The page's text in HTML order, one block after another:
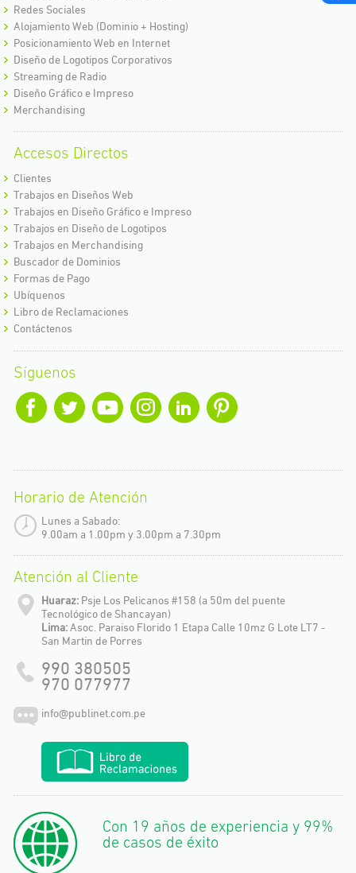
Redes Sociales
Alojamiento Web (Dominio + Hosting)
Posicionamiento Web en Internet
Diseño de Logotipos Corporativos
Streaming de Radio
Diseño Gráfico e Impreso
Merchandising
Accesos Directos
Clientes
Trabajos en Diseños Web
Trabajos en Diseño Gráfico e Impreso
Trabajos en Diseño de Logotipos
Trabajos en Merchandising
Buscador de Dominios
Formas de Pago
Ubíquenos
Libro de Reclamaciones
Contáctenos
Síguenos
Horario de Atención
Lunes a Sabado:
9.00am a 1.00pm y 3.00pm a 7.30pm
Atención al Cliente
Huaraz:Psje Los Pelicanos #158 (a 50m del puente
Tecnológico de Shancayan)
Lima:Asoc. Paraiso Florido 1 Etapa Calle 10mz G Lote LT7 -
San Martin de Porres
990 380505
970 077977
info@publinet.com.pe
Con 19 años de experiencia y 99%
de casos de éxito